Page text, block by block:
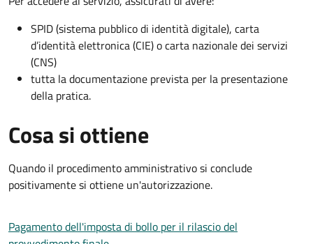
SPID (sistema pubblico di identità digitale), carta
d’identità elettronica (CIE) o carta nazionale dei servizi
(CNS)
tutta la documentazione prevista per la presentazione
della pratica.
Cosa si ottiene
Quando il procedimento amministrativo si conclude
positivamente si ottiene un'autorizzazione.
Pagamento dell'imposta di bollo per il rilascio del